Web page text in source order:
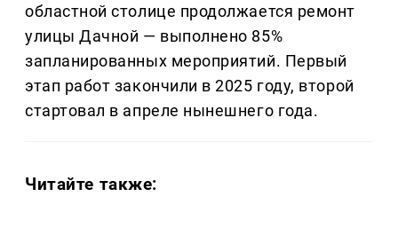
областной столице продолжается ремонт
улицы Дачной — выполнено 85%
запланированных мероприятий. Первый
этап работ закончили в 2025 году, второй
стартовал в апреле нынешнего года.
Читайте также: